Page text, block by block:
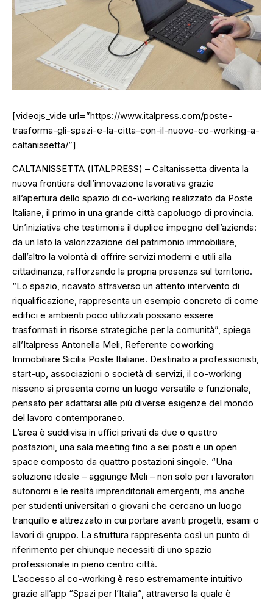
[videojs_vide url=”https://www.italpress.com/poste-
trasforma-gli-spazi-e-la-citta-con-il-nuovo-co-working-a-
caltanissetta/”]
CALTANISSETTA (ITALPRESS) – Caltanissetta diventa la
nuova frontiera dell’innovazione lavorativa grazie
all’apertura dello spazio di co-working realizzato da Poste
Italiane, il primo in una grande città capoluogo di provincia.
Un’iniziativa che testimonia il duplice impegno dell’azienda:
da un lato la valorizzazione del patrimonio immobiliare,
dall’altro la volontà di offrire servizi moderni e utili alla
cittadinanza, rafforzando la propria presenza sul territorio.
“Lo spazio, ricavato attraverso un attento intervento di
riqualificazione, rappresenta un esempio concreto di come
edifici e ambienti poco utilizzati possano essere
trasformati in risorse strategiche per la comunità”, spiega
all’Italpress Antonella Meli, Referente coworking
Immobiliare Sicilia Poste Italiane. Destinato a professionisti,
start-up, associazioni o società di servizi, il co-working
nisseno si presenta come un luogo versatile e funzionale,
pensato per adattarsi alle più diverse esigenze del mondo
del lavoro contemporaneo.
L’area è suddivisa in uffici privati da due o quattro
postazioni, una sala meeting fino a sei posti e un open
space composto da quattro postazioni singole. “Una
soluzione ideale – aggiunge Meli – non solo per i lavoratori
autonomi e le realtà imprenditoriali emergenti, ma anche
per studenti universitari o giovani che cercano un luogo
tranquillo e attrezzato in cui portare avanti progetti, esami o
lavori di gruppo. La struttura rappresenta così un punto di
riferimento per chiunque necessiti di uno spazio
professionale in pieno centro città.
L’accesso al co-working è reso estremamente intuitivo
grazie all’app “Spazi per l’Italia”, attraverso la quale è